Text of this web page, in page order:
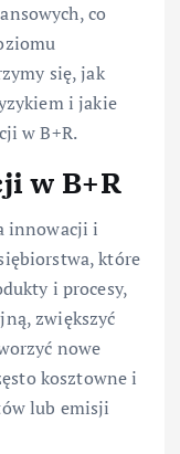
co
się, jak
i jakie
w B+R.
w B+R
innowacji i
które
i procesy,
zwiększyć
nowe
kosztowne i
lub emisji